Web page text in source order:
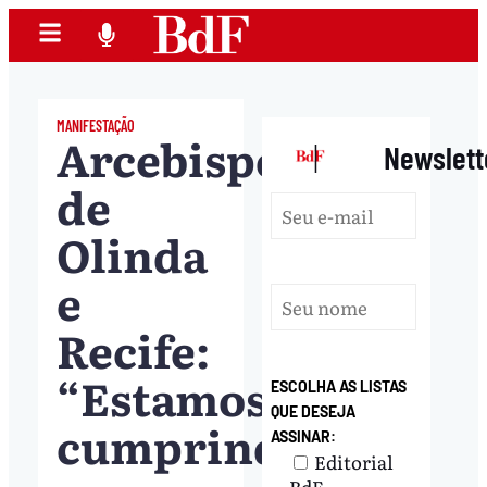
MANIFESTAÇÃO
Arcebispo
de
Olinda
e
Recife:
“Estamos
cumprindo
|
ESCOLHA AS LISTAS
QUE DESEJA
ASSINAR:
Editorial